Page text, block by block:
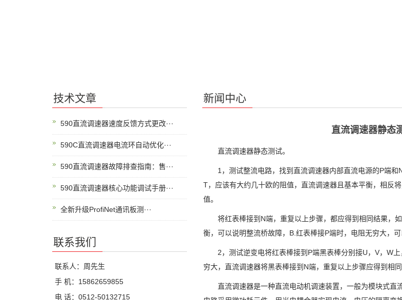
新闻中心
直流调速器静态
直流调速器静态测试。
1，测试整流电路，找到直流调速器内部直流电源的P端和N
T，应该有大约几十欧的阻值，直流调速器且基本平衡，相反
值。
将红表棒接到N端，重复以上步骤，都应得到相同结果，如
衡，可以说明整流桥故障，B.红表棒接P端时，电阻无穷大，
2，测试逆变电将红表棒接到P端黑表棒分别接U，V，W上
穷大，直流调速器将黑表棒接到N端，重复以上步骤应得到相
直流调速器是一种直流电动机调速装置，一般为模块式直
技术文章
590直流调速器速度反馈方式更改···
590C直流调速器电流环自动优化···
590直流调速器故障排查指南：售···
590直流调速器核心功能调试手册···
全新升级ProfiNet通讯板测···
联系我们
联系人：周先生
手 机：15862659855
电 话：0512-50132715